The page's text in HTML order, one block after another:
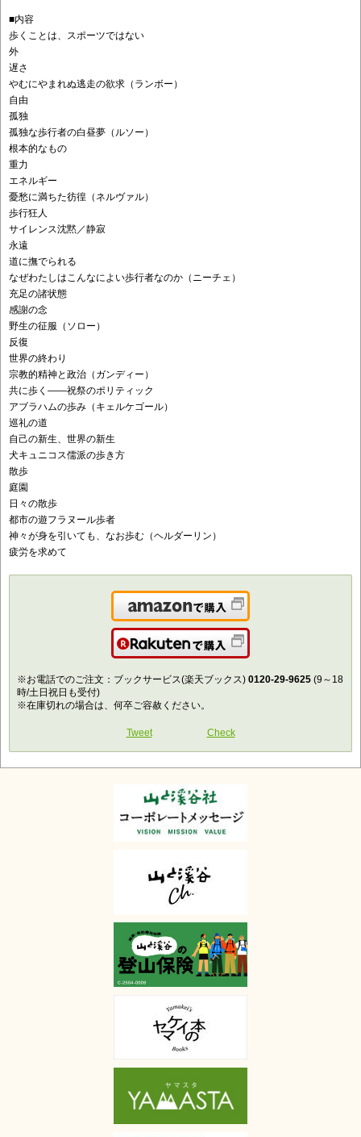
■内容
歩くことは、スポーツではない
外
遅さ
やむにやまれぬ逃走の欲求（ランボー）
自由
孤独
孤独な歩行者の白昼夢（ルソー）
根本的なもの
重力
エネルギー
憂愁に満ちた彷徨（ネルヴァル）
歩行狂人
サイレンス沈黙／静寂
永遠
道に撫でられる
なぜわたしはこんなによい歩行者なのか（ニーチェ）
充足の諸状態
感謝の念
野生の征服（ソロー）
反復
世界の終わり
宗教的精神と政治（ガンディー）
共に歩く――祝祭のポリティック
アブラハムの歩み（キェルケゴール）
巡礼の道
自己の新生、世界の新生
犬キュニコス儒派の歩き方
散歩
庭園
日々の散歩
都市の遊フラヌール歩者
神々が身を引いても、なお歩む（ヘルダーリン）
疲労を求めて
Amazonで購入
楽天で購入
※お電話でのご注文：ブックサービス(楽天ブックス) 0120-29-9625 (9～18
時/土日祝日も受付)
※在庫切れの場合は、何卒ご容赦ください。
Tweet Check